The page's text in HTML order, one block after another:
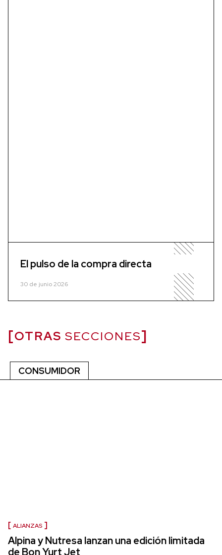
El pulso de la compra directa
30 de junio 2026
OTRAS SECCIONES
CONSUMIDOR
ALIANZAS
Alpina y Nutresa lanzan una edición limitada
de Bon Yurt Jet